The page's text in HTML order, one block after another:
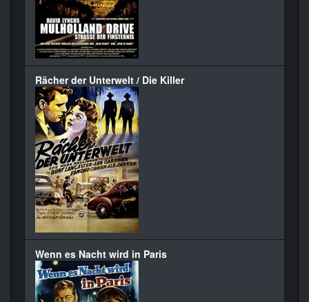
Rächer der Unterwelt / Die Killer
Wenn es Nacht wird in Paris